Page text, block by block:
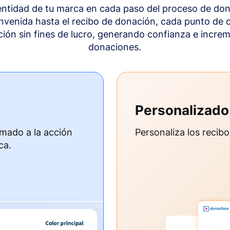
de tu marca en cada paso del proceso de
hasta el recibo de donación, cada punto de
sin fines de lucro, generando confianza e
donaciones.
a la acción
Personalizado
Personaliza los